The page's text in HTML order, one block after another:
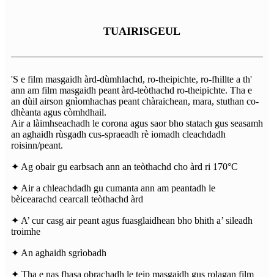
TUAIRISGEUL
'S e film masgaidh àrd-dùmhlachd, ro-theipichte, ro-fhillte a th'
ann am film masgaidh peant àrd-teòthachd ro-theipichte. Tha e
an dùil airson gnìomhachas peant chàraichean, mara, stuthan co-
dhèanta agus còmhdhail.
Air a làimhseachadh le corona agus saor bho statach gus seasamh
an aghaidh rùsgadh cus-spraeadh rè iomadh cleachdadh
roisinn/peant.
✦ Ag obair gu earbsach ann an teòthachd cho àrd ri 170°C
✦ Air a chleachdadh gu cumanta ann am peantadh le
bèicearachd cearcall teòthachd àrd
✦ A’ cur casg air peant agus fuasglaidhean bho bhith a’ sileadh
troimhe
✦ An aghaidh sgrìobadh
✦ Tha e nas fhasa obrachadh le teip masgaidh gus rolagan film